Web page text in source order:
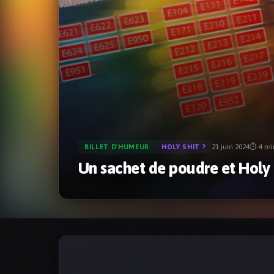
BILLET D'HUMEUR HOLY SHIT ? 21 juin 2024⏱ 4
Un sachet de poudre et Holy